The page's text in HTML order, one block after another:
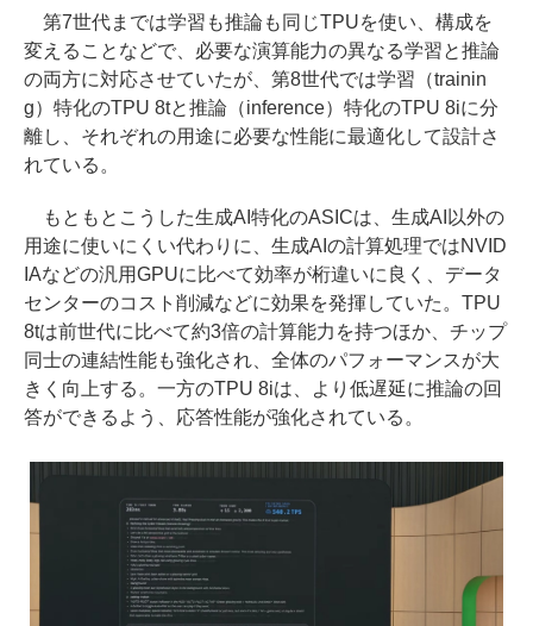
第7世代までは学習も推論も同じTPUを使い、構成を
変えることなどで、必要な演算能力の異なる学習と推論
の両方に対応させていたが、第8世代では学習（trainin
g）特化のTPU 8tと推論（inference）特化のTPU 8iに分
離し、それぞれの用途に必要な性能に最適化して設計さ
れている。
もともとこうした生成AI特化のASICは、生成AI以外の
用途に使いにくい代わりに、生成AIの計算処理ではNVID
IAなどの汎用GPUに比べて効率が桁違いに良く、データ
センターのコスト削減などに効果を発揮していた。TPU
8tは前世代に比べて約3倍の計算能力を持つほか、チップ
同士の連結性能も強化され、全体のパフォーマンスが大
きく向上する。一方のTPU 8iは、より低遅延に推論の回
答ができるよう、応答性能が強化されている。